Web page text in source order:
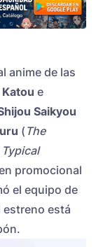
anime de las
e
Saikyou
( The
promocional
el equipo de
está